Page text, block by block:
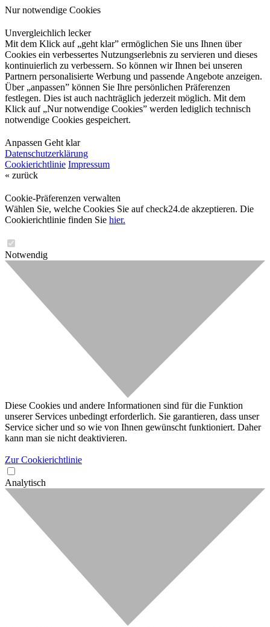
Nur notwendige Cookies
Unvergleichlich lecker
Mit dem Klick auf „geht klar” ermöglichen Sie uns Ihnen über
Cookies ein verbessertes Nutzungserlebnis zu servieren und dieses
kontinuierlich zu verbessern. So können wir Ihnen bei unseren
Partnern personalisierte Werbung und passende Angebote anzeigen.
Über „anpassen” können Sie Ihre persönlichen Präferenzen
festlegen. Dies ist auch nachträglich jederzeit möglich. Mit dem
Klick auf „Nur notwendige Cookies” werden lediglich technisch
notwendige Cookies gespeichert.
Anpassen Geht klar
Datenschutzerklärung
Cookierichtlinie Impressum
« zurück
Cookie-Präferenzen verwalten
Wählen Sie, welche Cookies Sie auf check24.de akzeptieren. Die
Cookierichtlinie finden Sie hier.
Notwendig
Diese Cookies und andere Informationen sind für die Funktion
unserer Services unbedingt erforderlich. Sie garantieren, dass unser
Service sicher und so wie von Ihnen gewünscht funktioniert. Daher
kann man sie nicht deaktivieren.
Zur Cookierichtlinie
Analytisch